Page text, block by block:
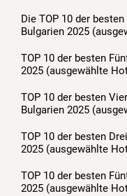
Die TOP 10 der
Bulgarien 2025
TOP 10 der besten
2025 (ausgewählte
TOP 10 der besten
Bulgarien 2025
TOP 10 der besten
2025 (ausgewählte
TOP 10 der besten
2025 (ausgewählte